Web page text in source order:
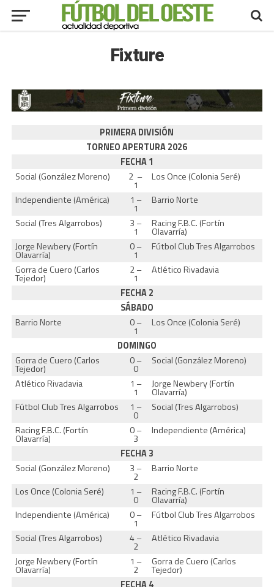
Fixture
PRIMERA DIVISIÓN
TORNEO APERTURA 2026
FECHA 1
Social (González Moreno)
2 –
1
Los Once (Colonia Seré)
Independiente (América)
1 –
1
Barrio Norte
Social (Tres Algarrobos)
3 –
1
Racing F.B.C. (Fortín
Olavarría)
Jorge Newbery (Fortín
Olavarría)
0 –
1
Fútbol Club Tres Algarrobos
Gorra de Cuero (Carlos
Tejedor)
2 –
1
Atlético Rivadavia
FECHA 2
SÁBADO
Barrio Norte
0 –
1
Los Once (Colonia Seré)
DOMINGO
Gorra de Cuero (Carlos
Tejedor)
0 –
0
Social (González Moreno)
Atlético Rivadavia
1 –
1
Jorge Newbery (Fortín
Olavarría)
Fútbol Club Tres Algarrobos
1 –
0
Social (Tres Algarrobos)
Racing F.B.C. (Fortín
Olavarría)
0 –
3
Independiente (América)
FECHA 3
Social (González Moreno)
3 –
2
Barrio Norte
Los Once (Colonia Seré)
1 –
0
Racing F.B.C. (Fortín
Olavarría)
Independiente (América)
0 –
1
Fútbol Club Tres Algarrobos
Social (Tres Algarrobos)
4 –
2
Atlético Rivadavia
Jorge Newbery (Fortín
Olavarría)
1 –
2
Gorra de Cuero (Carlos
Tejedor)